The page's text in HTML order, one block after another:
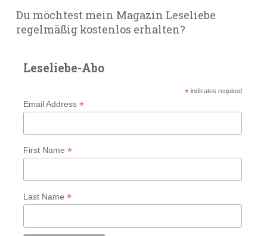
Du möchtest mein Magazin Leseliebe
regelmäßig kostenlos erhalten?
Leseliebe-Abo
*indicates required
Email Address *
First Name *
Last Name *